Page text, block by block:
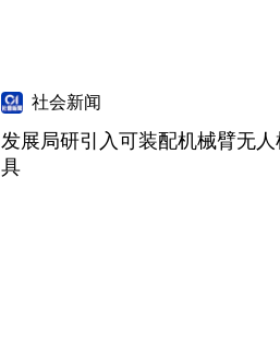
社会新闻
发展局研引入可装配机械臂无
具